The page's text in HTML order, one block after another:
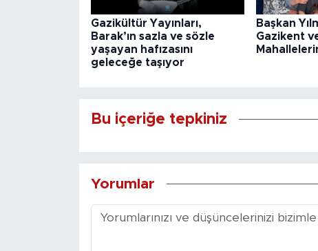
Gazikültür Yayınları,
Barak’ın sazla ve sözle
yaşayan hafızasını
geleceğe taşıyor
Başkan
Gazikent
Bu içeriğe tepkiniz
Yorumlar